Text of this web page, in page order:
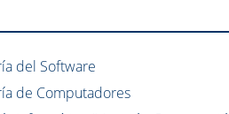
del Software
de Computadores